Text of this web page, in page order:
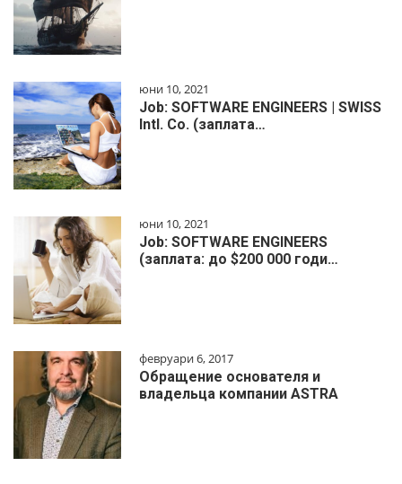
юни 10, 2021
Job: SOFTWARE ENGINEERS | SWISS
Intl. Co. (заплата…
юни 10, 2021
Job: SOFTWARE ENGINEERS
(заплата: до $200 000 годи…
февруари 6, 2017
Обращение основателя и
владельца компании ASTRA